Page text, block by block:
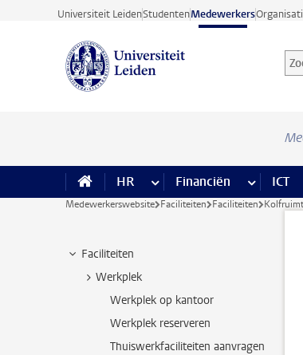
Ga direct naar de inhoud
Universiteit LeidenStudentenMedewerkers
HR meer HR pagina’s
Financiën meerICT
Medewerkerswebsite Faciliteiten Faciliteiten
Faciliteiten
Werkplek
Werkplek op kantoor
Werkplek reserveren
Thuiswerkfaciliteiten aanvragen